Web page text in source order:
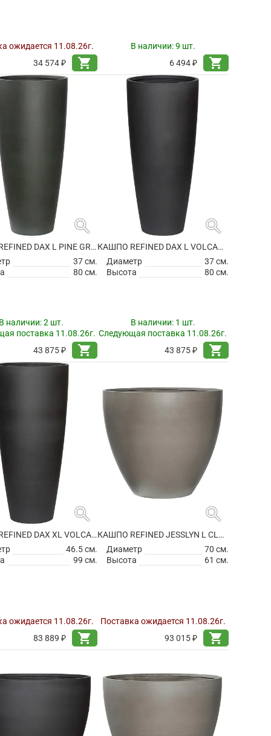
ожидается 11.08.26г.
34 574 ₽
shopping_cart
В наличии:9 шт.
6 494 ₽
shopping_cart
search
КАШПО REFINED DAX L PINE GREEN
37 см.
80 см.
наличии:2 шт.
поставка 11.08.26г.
43 875 ₽
shopping_cart
search
КАШПО REFINED DAX L VOLCANO BLACK
Диаметр
37 см.
Высота
80 см.
В наличии: 1 шт.
Следующая поставка 11.08.26г.
43 875 ₽
shopping_cart
search
КАШПО REFINED DAX XL VOLCANO BLACK
46.5 см.
99 см.
ожидается 11.08.26г.
83 889 ₽
shopping_cart
search
КАШПО REFINED JESSLYN L CLOUDED GREY
Диаметр
70 см.
Высота
61 см.
Поставка ожидается 11.08.26г.
93 015 ₽
shopping_cart